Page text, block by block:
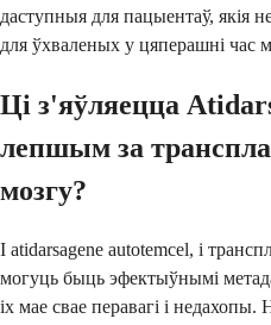
даступныя для пацыентаў, якія
для ўхваленых у цяперашні час
Ці з'яўляецца
лепшым за
мозгу?
І atidarsagene autotemcel, і
могуць быць эфектыўнымі
іх мае свае перавагі і